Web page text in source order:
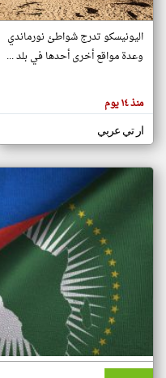
هنا عن
وجهة
كاتبيها.
اليونيسكو تدرج شواطئ نورماندي
وعدة مواقع أخرى أحدها في بلد ...
منذ ١٤ يوم
ار تي عربي